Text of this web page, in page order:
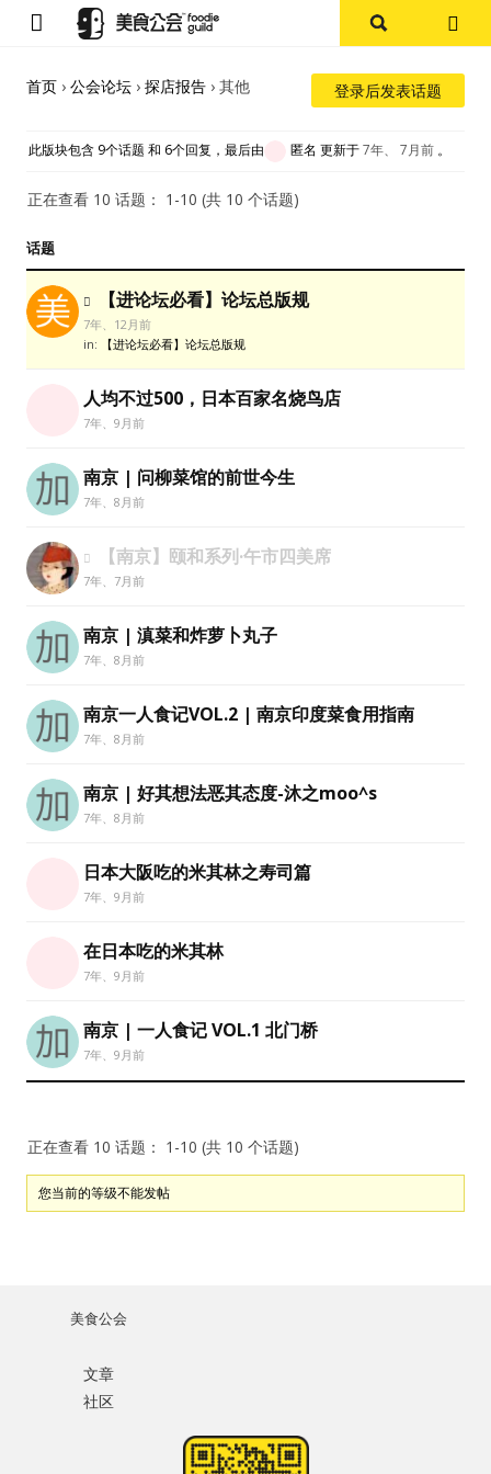
用户名或Email
记住我的登录状态
没帐号？注册一个
首页
上海
其他
美食杂谈
公会活动
信息发布
首页 › 公会论坛 › 探店报告 › 其他 登录后发表话题
此版块包含 9个话题 和 6个回复，最后由 匿名 更新于7年、 7月前 。
正在查看 10 话题： 1-10 (共 10 个话题)
话题
【进论坛必看】论坛总版规
7年、12月前
in:
【进论坛必看】论坛总版规
人均不过500，日本百家名烧鸟店
7年、9月前
南京 | 问柳菜馆的前世今生
7年、8月前
【南京】颐和系列·午市四美席
7年、7月前
南京 | 滇菜和炸萝卜丸子
7年、8月前
南京一人食记VOL.2 | 南京印度菜食用指南
7年、8月前
南京 | 好其想法恶其态度-沐之moo^s
7年、8月前
日本大阪吃的米其林之寿司篇
7年、9月前
在日本吃的米其林
7年、9月前
南京 | 一人食记 VOL.1 北门桥
7年、9月前
正在查看 10 话题： 1-10 (共 10 个话题)
您当前的等级不能发帖
美食公会
文章
社区